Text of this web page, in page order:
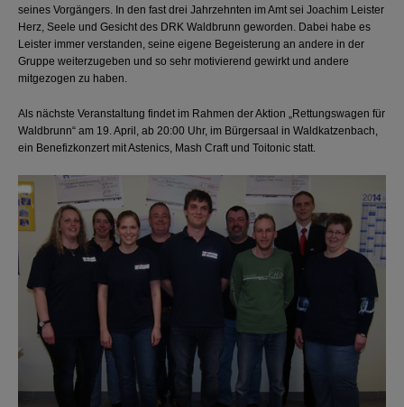
seines Vorgängers. In den fast drei Jahrzehnten im Amt sei Joachim Leister
Herz, Seele und Gesicht des DRK Waldbrunn geworden. Dabei habe es
Leister immer verstanden, seine eigene Begeisterung an andere in der
Gruppe weiterzugeben und so sehr motivierend gewirkt und andere
mitgezogen zu haben.
Als nächste Veranstaltung findet im Rahmen der Aktion „Rettungswagen für
Waldbrunn“ am 19. April, ab 20:00 Uhr, im Bürgersaal in Waldkatzenbach,
ein Benefizkonzert mit Astenics, Mash Craft und Toitonic statt.